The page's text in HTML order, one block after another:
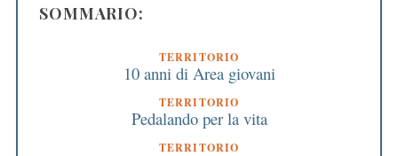
SOMMARIO:
TERRITORIO
10 anni di Area giovani
TERRITORIO
Pedalando per la vita
TERRITORIO